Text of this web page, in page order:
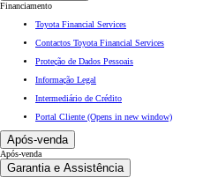
Financiamento
Toyota Financial Services
Contactos Toyota Financial Services
Proteção de Dados Pessoais
Informação Legal
Intermediário de Crédito
Portal Cliente (Opens in new window)
Após-venda
Após-venda
Garantia e Assistência